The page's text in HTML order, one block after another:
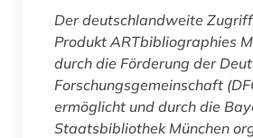
Der deutschlandweite
Produkt ARTbibliographies
durch die Förderung der
Forschungsgemeinschaft
ermöglicht und durch die
Staatsbibliothek München